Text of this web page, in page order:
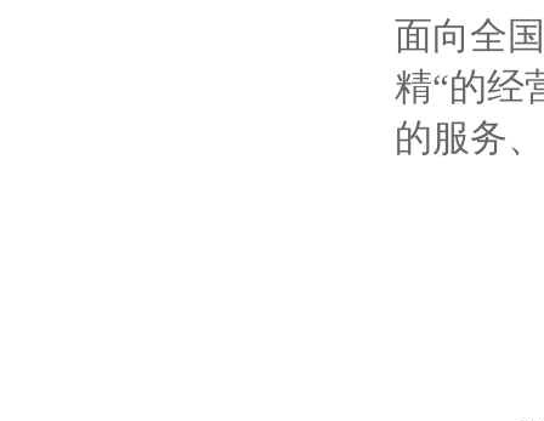
面向全
精“的经
的服务